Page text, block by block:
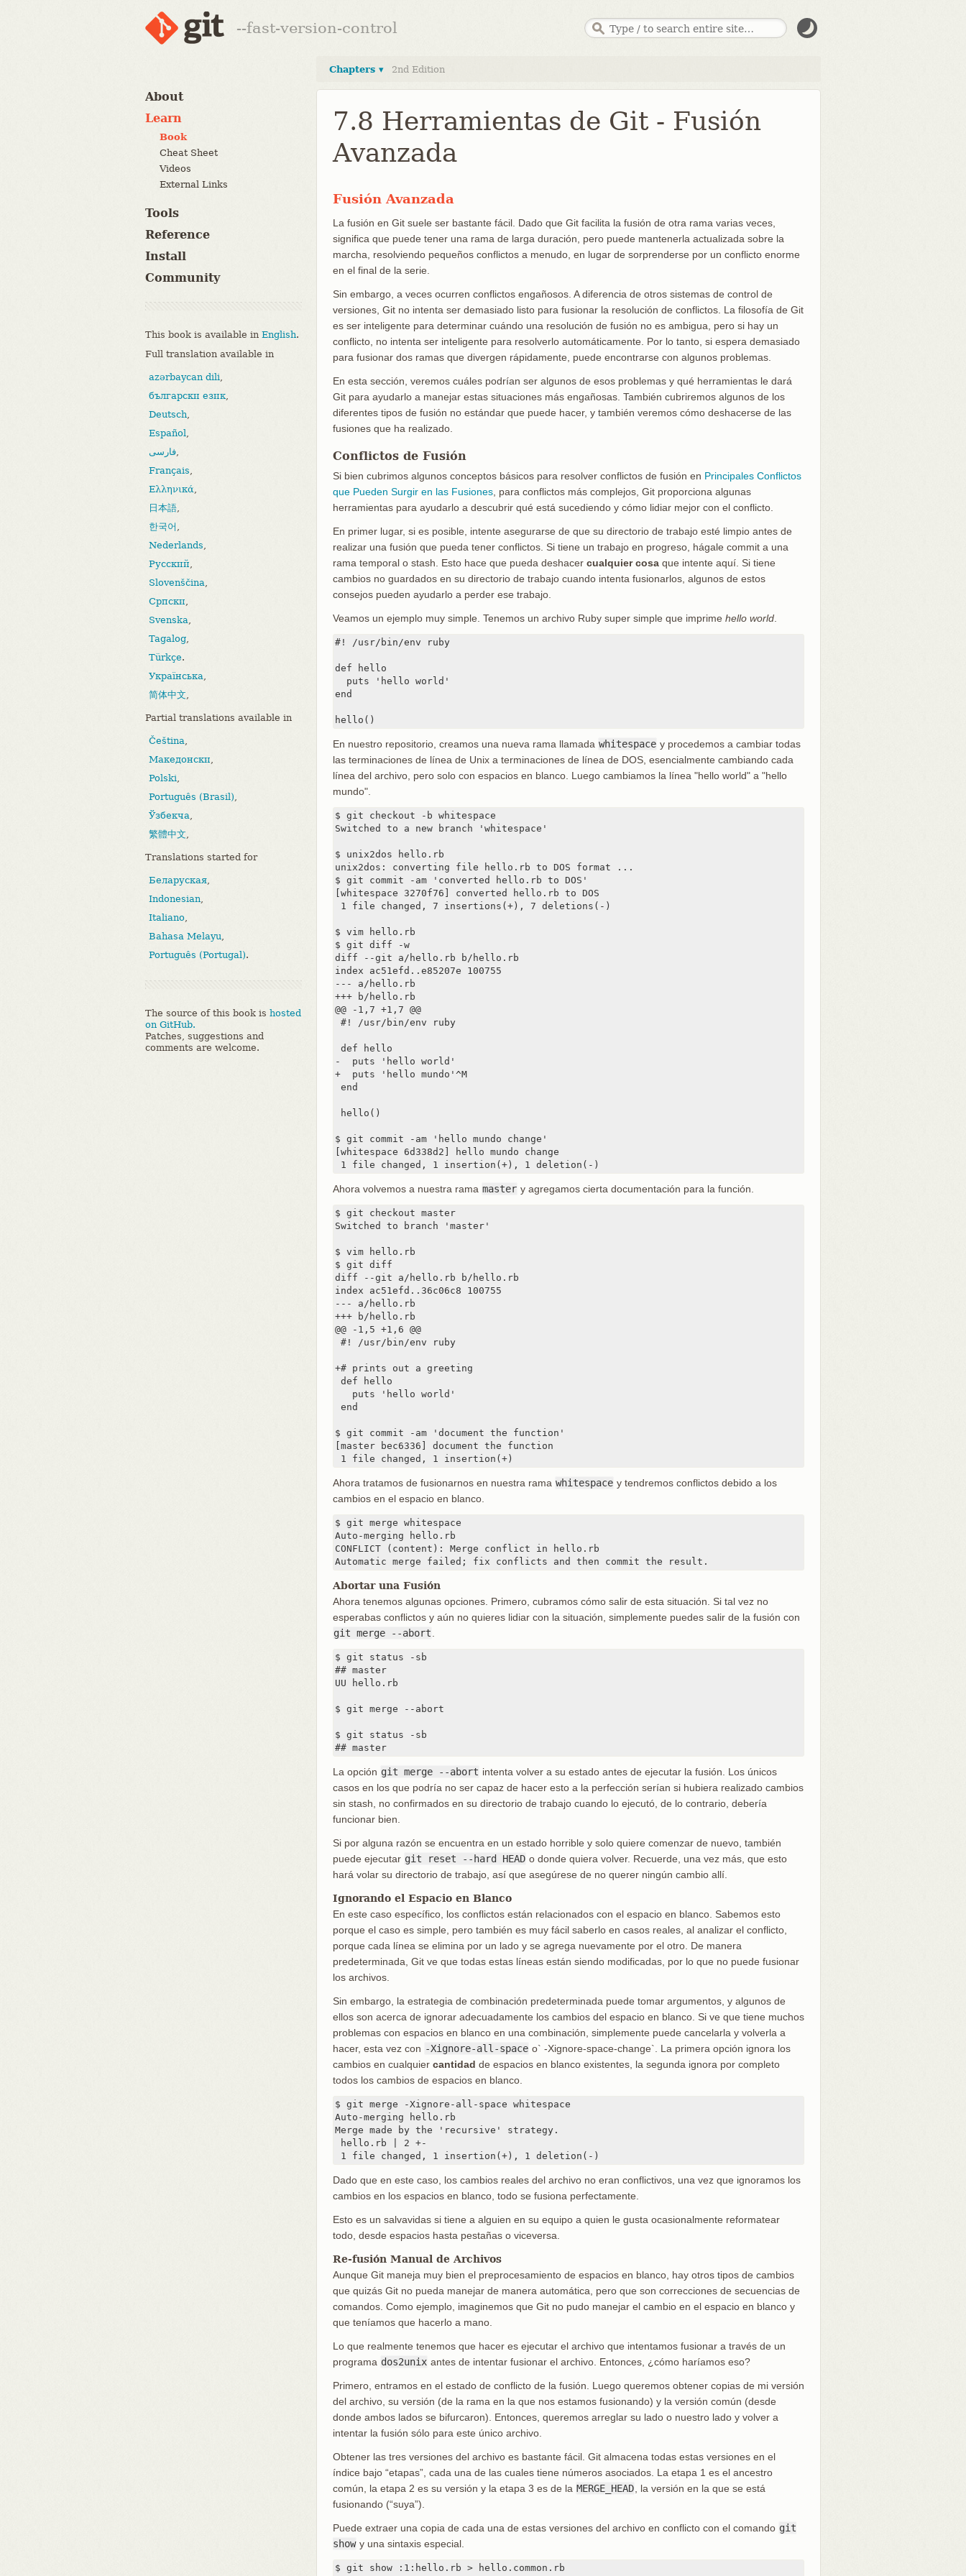
--fast-version-control
About
Learn
Book
Cheat Sheet
Videos
External Links
Tools
Reference
Install
Community
This book is available in English.
Full translation available in
azərbaycan dili,
български език,
Deutsch,
Español,
فارسی,
Français,
Ελληνικά,
日本語,
한국어 ,
Nederlands,
Русский,
Slovenščina,
Српски,
Svenska,
Tagalog,
Türkçe.
Українська,
简体中文,
Partial translations available in
Čeština,
Македонски,
Polski,
Português (Brasil),
Ўзбекча,
繁體中文,
Translations started for
Беларуская,
Indonesian,
Italiano,
Bahasa Melayu,
Português (Portugal).
The source of this book is hosted
on GitHub.
Patches, suggestions and
comments are welcome.
Chapters ▾ 2nd Edition
7.8 Herramientas de Git - Fusión
Avanzada
Fusión Avanzada
La fusión en Git suele ser bastante fácil. Dado que Git facilita la fusión de otra rama varias veces,
significa que puede tener una rama de larga duración, pero puede mantenerla actualizada sobre la
marcha, resolviendo pequeños conflictos a menudo, en lugar de sorprenderse por un conflicto enorme
en el final de la serie.
Sin embargo, a veces ocurren conflictos engañosos. A diferencia de otros sistemas de control de
versiones, Git no intenta ser demasiado listo para fusionar la resolución de conflictos. La filosofía de Git
es ser inteligente para determinar cuándo una resolución de fusión no es ambigua, pero si hay un
conflicto, no intenta ser inteligente para resolverlo automáticamente. Por lo tanto, si espera demasiado
para fusionar dos ramas que divergen rápidamente, puede encontrarse con algunos problemas.
En esta sección, veremos cuáles podrían ser algunos de esos problemas y qué herramientas le dará
Git para ayudarlo a manejar estas situaciones más engañosas. También cubriremos algunos de los
diferentes tipos de fusión no estándar que puede hacer, y también veremos cómo deshacerse de las
fusiones que ha realizado.
Conflictos de Fusión
Si bien cubrimos algunos conceptos básicos para resolver conflictos de fusión en Principales Conflictos
que Pueden Surgir en las Fusiones , para conflictos más complejos, Git proporciona algunas
herramientas para ayudarlo a descubrir qué está sucediendo y cómo lidiar mejor con el conflicto.
En primer lugar, si es posible, intente asegurarse de que su directorio de trabajo esté limpio antes de
realizar una fusión que pueda tener conflictos. Si tiene un trabajo en progreso, hágale commit a una
rama temporal o stash. Esto hace que pueda deshacer cualquier cosa que intente aquí. Si tiene
cambios no guardados en su directorio de trabajo cuando intenta fusionarlos, algunos de estos
consejos pueden ayudarlo a perder ese trabajo.
Veamos un ejemplo muy simple. Tenemos un archivo Ruby super simple que imprime hello world
#! /usr/bin/env ruby
def hello
  puts 'hello world'
end
hello()
En nuestro repositorio, creamos una nueva rama llamada whitespace y procedemos a cambiar todas
las terminaciones de línea de Unix a terminaciones de línea de DOS, esencialmente cambiando cada
línea del archivo, pero solo con espacios en blanco. Luego cambiamos la línea "hello world" a "hello
mundo".
$ git checkout -b whitespace
Switched to a new branch 'whitespace'
$ unix2dos hello.rb
unix2dos: converting file hello.rb to DOS format ...
$ git commit -am 'converted hello.rb to DOS'
[whitespace 3270f76] converted hello.rb to DOS
1 file changed, 7 insertions(+), 7 deletions(-)
$ vim hello.rb
$ git diff -w
diff --git a/hello.rb b/hello.rb
index ac51efd..e85207e 100755
--- a/hello.rb
+++ b/hello.rb
@@ -1,7 +1,7 @@
#! /usr/bin/env ruby
def hello
-  puts 'hello world'
+  puts 'hello mundo'^M
end
hello()
$ git commit -am 'hello mundo change'
[whitespace 6d338d2] hello mundo change
1 file changed, 1 insertion(+), 1 deletion(-)
Ahora volvemos a nuestra rama master y agregamos cierta documentación para la función.
$ git checkout master
Switched to branch 'master'
$ vim hello.rb
$ git diff
diff --git a/hello.rb b/hello.rb
index ac51efd..36c06c8 100755
--- a/hello.rb
+++ b/hello.rb
@@ -1,5 +1,6 @@
#! /usr/bin/env ruby
+# prints out a greeting
def hello
   puts 'hello world'
end
$ git commit -am 'document the function'
[master bec6336] document the function
1 file changed, 1 insertion(+)
Ahora tratamos de fusionarnos en nuestra rama whitespace y tendremos conflictos debido a los
cambios en el espacio en blanco.
$ git merge whitespace
Auto-merging hello.rb
CONFLICT (content): Merge conflict in hello.rb
Automatic merge failed; fix conflicts and then commit the result.
Abortar una Fusión
Ahora tenemos algunas opciones. Primero, cubramos cómo salir de esta situación. Si tal vez no
esperabas conflictos y aún no quieres lidiar con la situación, simplemente puedes salir de la fusión con
git merge --abort
$ git status -sb
## master
UU hello.rb
$ git merge --abort
$ git status -sb
## master
La opción git merge --abort intenta volver a su estado antes de ejecutar la fusión. Los únicos
casos en los que podría no ser capaz de hacer esto a la perfección serían si hubiera realizado cambios
sin stash, no confirmados en su directorio de trabajo cuando lo ejecutó, de lo contrario, debería
funcionar bien.
Si por alguna razón se encuentra en un estado horrible y solo quiere comenzar de nuevo, también
puede ejecutar git reset --hard HEAD o donde quiera volver. Recuerde, una vez más, que esto
hará volar su directorio de trabajo, así que asegúrese de no querer ningún cambio allí.
Ignorando el Espacio en Blanco
En este caso específico, los conflictos están relacionados con el espacio en blanco. Sabemos esto
porque el caso es simple, pero también es muy fácil saberlo en casos reales, al analizar el conflicto,
porque cada línea se elimina por un lado y se agrega nuevamente por el otro. De manera
predeterminada, Git ve que todas estas líneas están siendo modificadas, por lo que no puede fusionar
los archivos.
Sin embargo, la estrategia de combinación predeterminada puede tomar argumentos, y algunos de
ellos son acerca de ignorar adecuadamente los cambios del espacio en blanco. Si ve que tiene muchos
problemas con espacios en blanco en una combinación, simplemente puede cancelarla y volverla a
hacer, esta vez con -Xignore-all-space o` -Xignore-space-change`. La primera opción ignora los
cambios en cualquier cantidad de espacios en blanco existentes, la segunda ignora por completo
todos los cambios de espacios en blanco.
$ git merge -Xignore-all-space whitespace
Auto-merging hello.rb
Merge made by the 'recursive' strategy.
hello.rb | 2 +-
1 file changed, 1 insertion(+), 1 deletion(-)
Dado que en este caso, los cambios reales del archivo no eran conflictivos, una vez que ignoramos los
cambios en los espacios en blanco, todo se fusiona perfectamente.
Esto es un salvavidas si tiene a alguien en su equipo a quien le gusta ocasionalmente reformatear
todo, desde espacios hasta pestañas o viceversa.
Re-fusión Manual de Archivos
Aunque Git maneja muy bien el preprocesamiento de espacios en blanco, hay otros tipos de cambios
que quizás Git no pueda manejar de manera automática, pero que son correcciones de secuencias de
comandos. Como ejemplo, imaginemos que Git no pudo manejar el cambio en el espacio en blanco y
que teníamos que hacerlo a mano.
Lo que realmente tenemos que hacer es ejecutar el archivo que intentamos fusionar a través de un
programa dos2unix antes de intentar fusionar el archivo. Entonces, ¿cómo haríamos eso?
Primero, entramos en el estado de conflicto de la fusión. Luego queremos obtener copias de mi versión
del archivo, su versión (de la rama en la que nos estamos fusionando) y la versión común (desde
donde ambos lados se bifurcaron). Entonces, queremos arreglar su lado o nuestro lado y volver a
intentar la fusión sólo para este único archivo.
Obtener las tres versiones del archivo es bastante fácil. Git almacena todas estas versiones en el
índice bajo “etapas”, cada una de las cuales tiene números asociados. La etapa 1 es el ancestro
común, la etapa 2 es su versión y la etapa 3 es de la MERGE_HEAD , la versión en la que se está
fusionando (“suya”).
Puede extraer una copia de cada una de estas versiones del archivo en conflicto con el comando git
show y una sintaxis especial.
$ git show :1:hello.rb > hello.common.rb